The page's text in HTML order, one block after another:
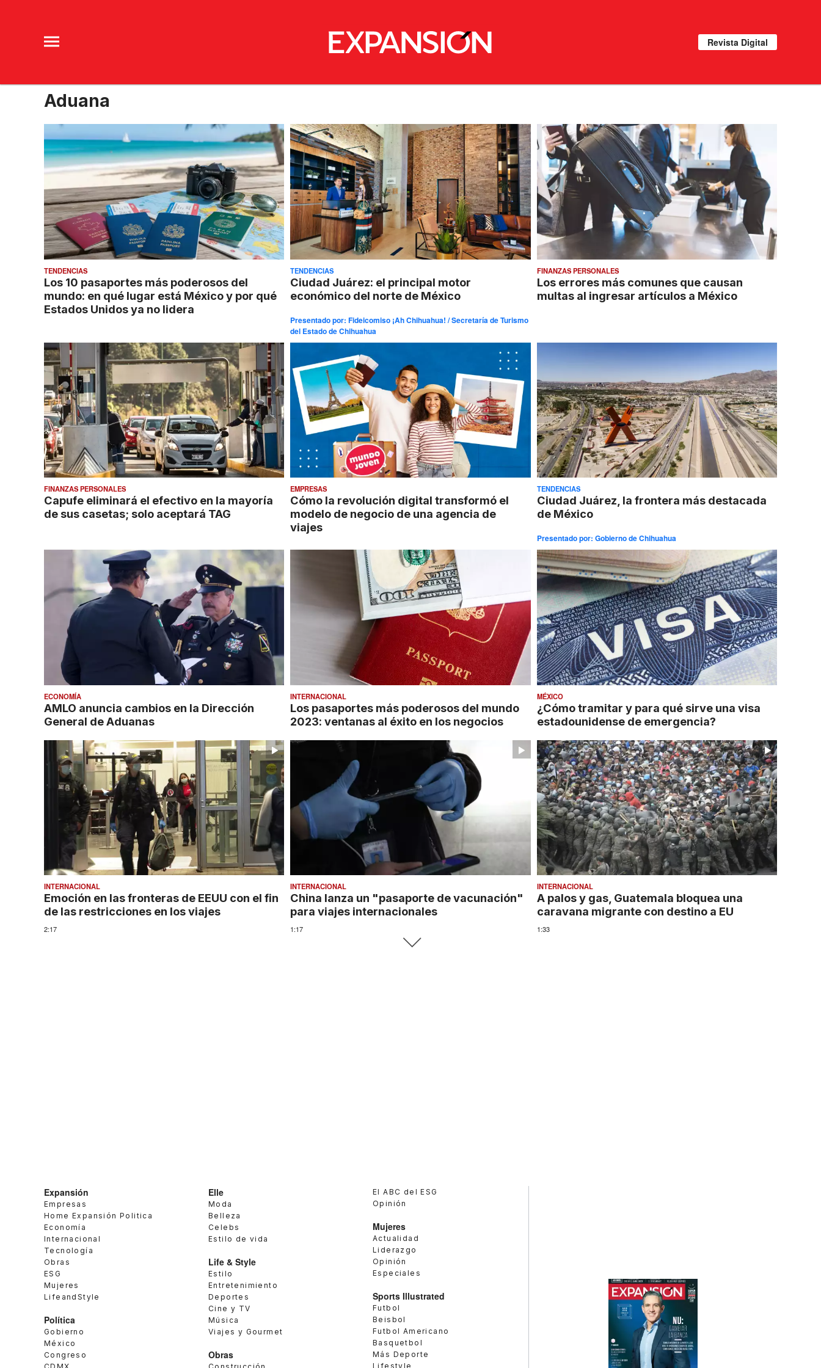
Revista Digital
Aduana
TENDENCIAS
Los 10 pasaportes más poderosos del
mundo: en qué lugar está México y por qué
Estados Unidos ya no lidera
TENDENCIAS
Ciudad Juárez: el principal motor
económico del norte de México
Presentado por:Fideicomiso ¡Ah Chihuahua! / Secretaría de Turismo
del Estado de Chihuahua
FINANZAS PERSONALES
Los errores más comunes que causan
multas al ingresar artículos a México
FINANZAS PERSONALES
Capufe eliminará el efectivo en la mayoría
de sus casetas; solo aceptará TAG
EMPRESAS
Cómo la revolución digital transformó el
modelo de negocio de una agencia de
viajes
TENDENCIAS
Ciudad Juárez, la frontera más destacada
de México
Presentado por: Gobierno de Chihuahua
ECONOMÍA
AMLO anuncia cambios en la Dirección
General de Aduanas
INTERNACIONAL
Los pasaportes más poderosos del mundo
2023: ventanas al éxito en los negocios
MÉXICO
¿Cómo tramitar y para qué sirve una visa
estadounidense de emergencia?
INTERNACIONAL
Emoción en las fronteras de EEUU con el fin
de las restricciones en los viajes
2:17
INTERNACIONAL
China lanza un "pasaporte de vacunación"
para viajes internacionales
1:17
INTERNACIONAL
A palos y gas, Guatemala bloquea una
caravana migrante con destino a EU
1:33
Expansión
Empresas
Home Expansión Politica
Economía
Internacional
Tecnología
Obras
ESG
Mujeres
LifeandStyle
Política
Gobierno
México
Congreso
Elle
Moda
Belleza
Celebs
Estilo de vida
Life & Style
Estilo
Entretenimiento
Deportes
Cine y TV
Música
Viajes y Gourmet
Obras
El ABC del ESG
Opinión
Mujeres
Actualidad
Liderazgo
Opinión
Especiales
Sports Illustrated
Futbol
Beisbol
Futbol Americano
Basquetbol
Más Deporte
Lifestyle